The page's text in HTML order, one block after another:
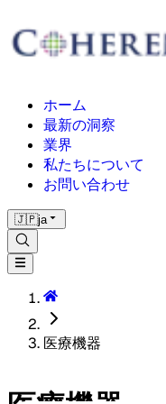
ホーム
最新の洞察
業界
私たちについて
お問い合わせ
🇯🇵ja
医療機器